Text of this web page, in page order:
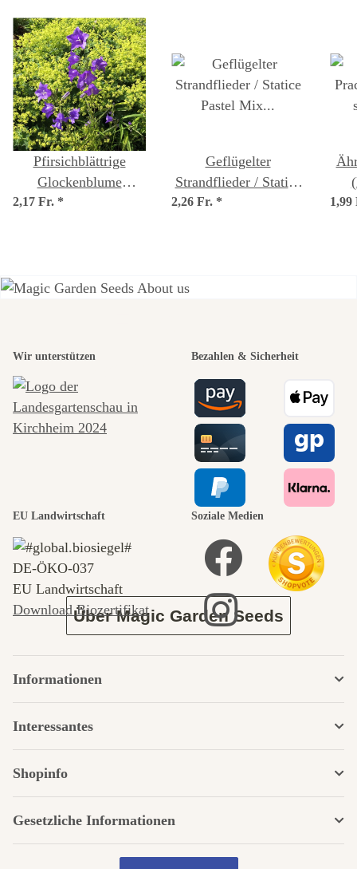
Pfirsichblättrige
Glockenblume
'Caerulea' (Campanula
2,17 Fr. *
Geflügelter
Strandflieder / Statice
'Pastel Mix'
2,26 Fr. *
schönsten
Wege zu uns
selbst führt
durch den
Garten
Über Magic Garden Seeds
Wir unterstützen Bezahlen & Sicherheit
EU Landwirtschaft
DE‑ÖKO‑037
EU Landwirtschaft
Download Biozertifikat
Soziale Medien
Informationen
Interessantes
Shopinfo
Gesetzliche Informationen